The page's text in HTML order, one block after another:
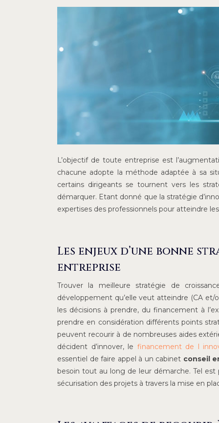
L’objectif de toute entreprise est
chacune adopte la méthode adaptée à sa
certains dirigeants se tournent vers les
démarquer. Etant donné que la stratégie
expertises des professionnels pour atteindre
Les enjeux d’une bonne
entreprise
Trouver la meilleure stratégie de
développement qu’elle veut atteindre (CA
les décisions à prendre, du financement à
prendre en considération différents points
peuvent recourir à de nombreuses aides
décident d’innover, le financement de l
essentiel de faire appel à un cabinet conseil
besoin tout au long de leur démarche. Tel
sécurisation des projets à travers la mise en